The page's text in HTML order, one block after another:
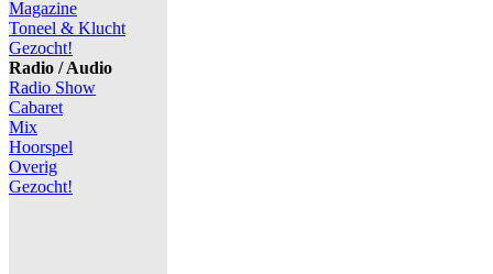
Magazine
Toneel & Klucht
Gezocht!
Radio / Audio
Radio Show
Cabaret
Mix
Hoorspel
Overig
Gezocht!